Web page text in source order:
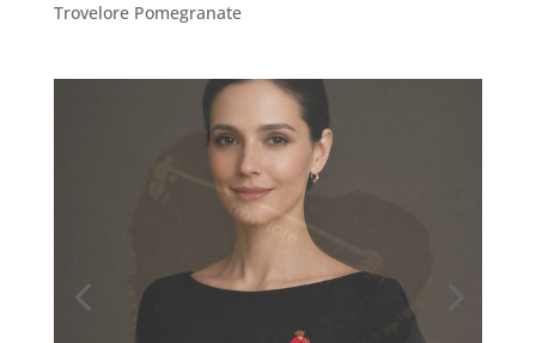
Trovelore Pomegranate